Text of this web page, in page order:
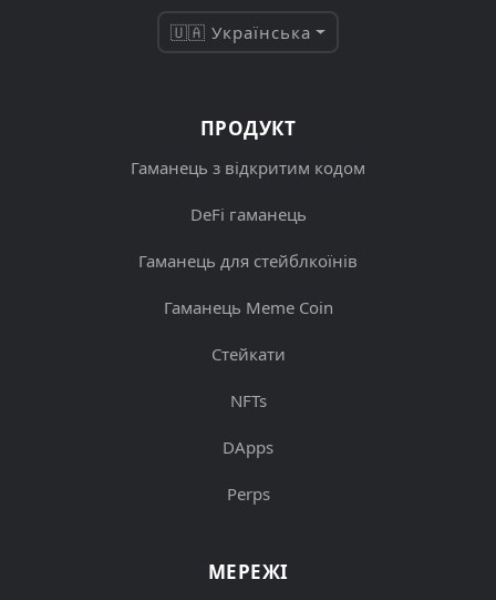
🇺🇦 Українська
ПРОДУКТ
Гаманець з відкритим кодом
DeFi гаманець
Гаманець для стейблкоїнів
Гаманець Meme Coin
Стейкати
NFTs
DApps
Perps
МЕРЕЖІ